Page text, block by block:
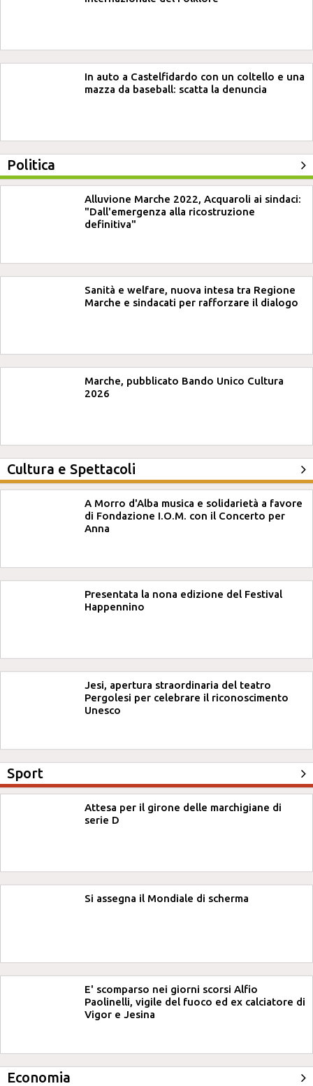
In auto a Castelfidardo con un coltello e una
mazza da baseball: scatta la denuncia
Politica
Alluvione Marche 2022, Acquaroli ai sindaci:
"Dall'emergenza alla ricostruzione
definitiva"
Sanità e welfare, nuova intesa tra Regione
Marche e sindacati per rafforzare il dialogo
Marche, pubblicato Bando Unico Cultura
2026
Cultura e Spettacoli
A Morro d'Alba musica e solidarietà a favore
di Fondazione I.O.M. con il Concerto per
Anna
Presentata la nona edizione del Festival
Happennino
Jesi, apertura straordinaria del teatro
Pergolesi per celebrare il riconoscimento
Unesco
Sport
Attesa per il girone delle marchigiane di
serie D
Si assegna il Mondiale di scherma
E' scomparso nei giorni scorsi Alfio
Paolinelli, vigile del fuoco ed ex calciatore di
Vigor e Jesina
Economia